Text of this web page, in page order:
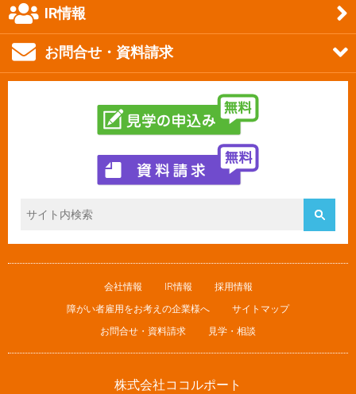
IR情報
お問合せ・資料請求
会社情報 IR情報
採用情報
障がい者雇用をお考えの企業様へ
サイトマップ
お問合せ・資料請求
見学・相談
株式会社ココルポート